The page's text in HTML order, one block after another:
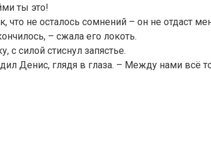
ты это!
не осталось сомнений – он не отдаст
– сжала его локоть.
силой стиснул запястье.
Денис, глядя в глаза. – Между нами всё